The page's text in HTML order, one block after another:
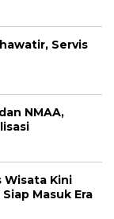
Servis
NMAA,
Wisata Kini
Masuk Era